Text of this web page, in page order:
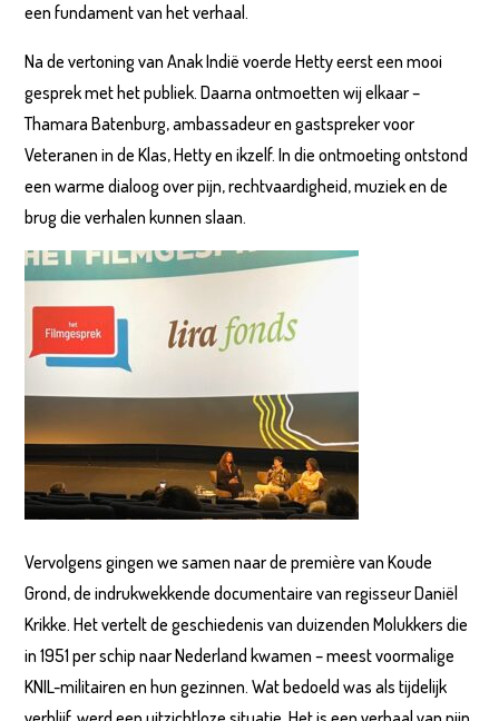
een fundament van het verhaal.
Na de vertoning van Anak Indië voerde Hetty eerst een mooi
gesprek met het publiek. Daarna ontmoetten wij elkaar –
Thamara Batenburg, ambassadeur en gastspreker voor
Veteranen in de Klas, Hetty en ikzelf. In die ontmoeting ontstond
een warme dialoog over pijn, rechtvaardigheid, muziek en de
brug die verhalen kunnen slaan.
Vervolgens gingen we samen naar de première van Koude
Grond, de indrukwekkende documentaire van regisseur Daniël
Krikke. Het vertelt de geschiedenis van duizenden Molukkers die
in 1951 per schip naar Nederland kwamen – meest voormalige
KNIL-militairen en hun gezinnen. Wat bedoeld was als tijdelijk